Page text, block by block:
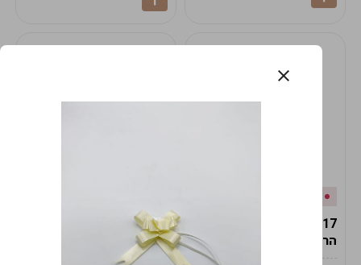
הרמס 19ס"מ -לבן נקי
19ס"מ -לבן מנוקד